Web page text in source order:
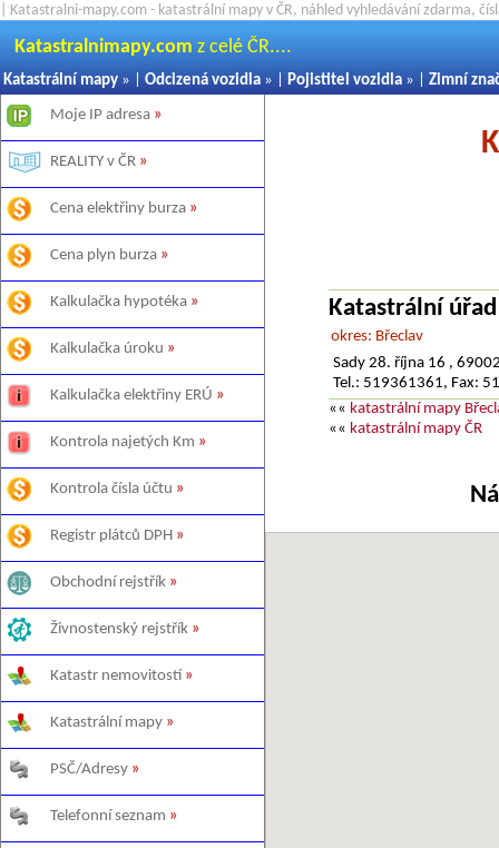
| Katastralni-mapy.com - katastrální mapy v ČR, náhled vyhledávání zdarma,
Katastralnimapy.com z celé ČR....
Katastrální mapy » | Odcizená vozidla » | Pojistitel vozidla » | Zimní
Moje IP adresa »
REALITY v ČR »
Cena elektřiny burza »
Cena plyn burza »
Kalkulačka hypotéka »
Kalkulačka úroku »
Kalkulačka elektřiny ERÚ »
Kontrola najetých Km »
Kontrola čísla účtu »
Registr plátců DPH »
Obchodní rejstřík »
Živnostenský rejstřík »
Katastr nemovitostí »
Katastrální mapy »
PSČ/Adresy »
Telefonní seznam »
Katastrální
okres: Břeclav
Sady 28. října 16 ,
Tel.: 519361361, Fax:
«« katastrální mapy
«« katastrální mapy ČR